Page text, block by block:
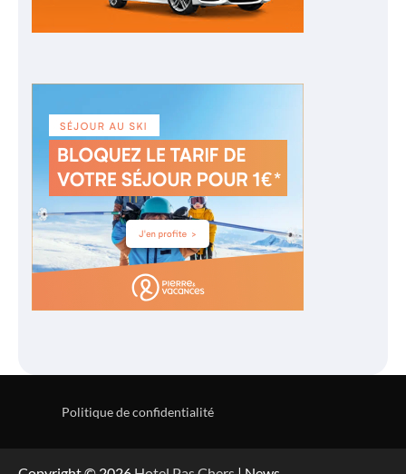
Politique de confidentialité